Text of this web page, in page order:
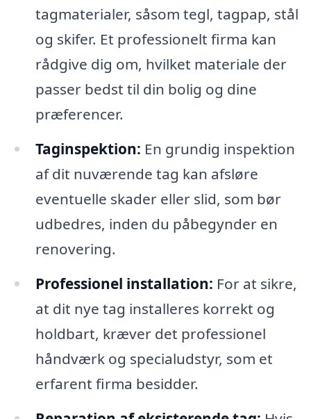
tagmaterialer, såsom tegl, tagpap, stål
og skifer. Et professionelt firma kan
rådgive dig om, hvilket materiale der
passer bedst til din bolig og dine
præferencer.
Taginspektion: En grundig inspektion
af dit nuværende tag kan afsløre
eventuelle skader eller slid, som bør
udbedres, inden du påbegynder en
renovering.
Professionel installation: For at sikre,
at dit nye tag installeres korrekt og
holdbart, kræver det professionel
håndværk og specialudstyr, som et
erfarent firma besidder.